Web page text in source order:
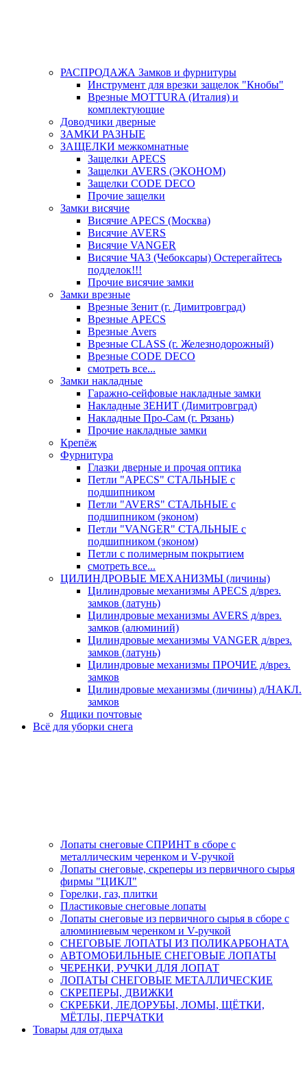
РАСПРОДАЖА Замков и фурнитуры
Инструмент для врезки защелок "Кнобы"
Врезные MOTTURA (Италия) и
комплектующие
Доводчики дверные
ЗАМКИ РАЗНЫЕ
ЗАЩЕЛКИ межкомнатные
Защелки APECS
Защелки AVERS (ЭКОНОМ)
Защелки CODE DECO
Прочие защелки
Замки висячие
Висячие APECS (Москва)
Висячие AVERS
Висячие VANGER
Висячие ЧАЗ (Чебоксары) Остерегайтесь
подделок!!!
Прочие висячие замки
Замки врезные
Врезные Зенит (г. Димитровград)
Врезные APECS
Врезные Avers
Врезные CLASS (г. Железнодорожный)
Врезные CODE DECO
смотреть все...
Замки накладные
Гаражно-сейфовые накладные замки
Накладные ЗЕНИТ (Димитровград)
Накладные Про-Сам (г. Рязань)
Прочие накладные замки
Крепёж
Фурнитура
Глазки дверные и прочая оптика
Петли "APECS" СТАЛЬНЫЕ с
подшипником
Петли "AVERS" СТАЛЬНЫЕ с
подшипником (эконом)
Петли "VANGER" СТАЛЬНЫЕ с
подшипником (эконом)
Петли с полимерным покрытием
смотреть все...
ЦИЛИНДРОВЫЕ МЕХАНИЗМЫ (личины)
Цилиндровые механизмы APECS д/врез.
замков (латунь)
Цилиндровые механизмы AVERS д/врез.
замков (алюминий)
Цилиндровые механизмы VANGER д/врез.
замков (латунь)
Цилиндровые механизмы ПРОЧИЕ д/врез.
замков
Цилиндровые механизмы (личины) д/НАКЛ.
замков
Ящики почтовые
Всё для уборки снега
Лопаты снеговые СПРИНТ в сборе с
металлическим черенком и V-ручкой
Лопаты снеговые, скреперы из первичного сырья
фирмы "ЦИКЛ"
Горелки, газ, плитки
Пластиковые снеговые лопаты
Лопаты снеговые из первичного сырья в сборе с
алюминиевым черенком и V-ручкой
СНЕГОВЫЕ ЛОПАТЫ ИЗ ПОЛИКАРБОНАТА
АВТОМОБИЛЬНЫЕ СНЕГОВЫЕ ЛОПАТЫ
ЧЕРЕНКИ, РУЧКИ ДЛЯ ЛОПАТ
ЛОПАТЫ СНЕГОВЫЕ МЕТАЛЛИЧЕСКИЕ
СКРЕПЕРЫ, ДВИЖКИ
СКРЕБКИ, ЛЕДОРУБЫ, ЛОМЫ, ЩЁТКИ,
МЁТЛЫ, ПЕРЧАТКИ
Товары для отдыха